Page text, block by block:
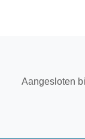
Aangesloten